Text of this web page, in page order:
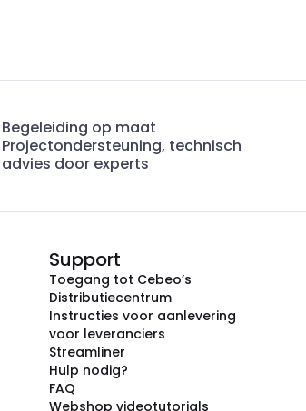
Begeleiding op maat
Projectondersteuning, technisch
advies door experts
Support
Toegang tot Cebeo’s
Distributiecentrum
Instructies voor aanlevering
voor leveranciers
Streamliner
Hulp nodig?
FAQ
Webshop videotutorials